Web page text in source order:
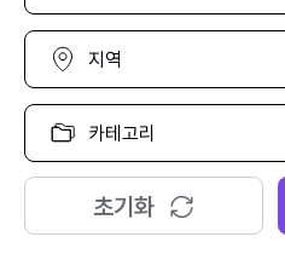
선
택
지
선
택
카
고
리
택
초기화